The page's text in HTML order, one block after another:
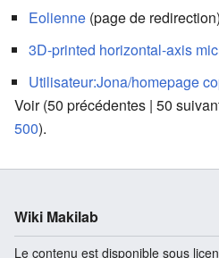
Eolienne (page de redirection) ‎
3D-printed horizontal-axis
Utilisateur:Jona/homepage
Voir (50 précédentes | 50
500).
Wiki Makilab
Le contenu est disponible sous